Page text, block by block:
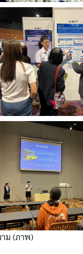
ม (ภาพ)